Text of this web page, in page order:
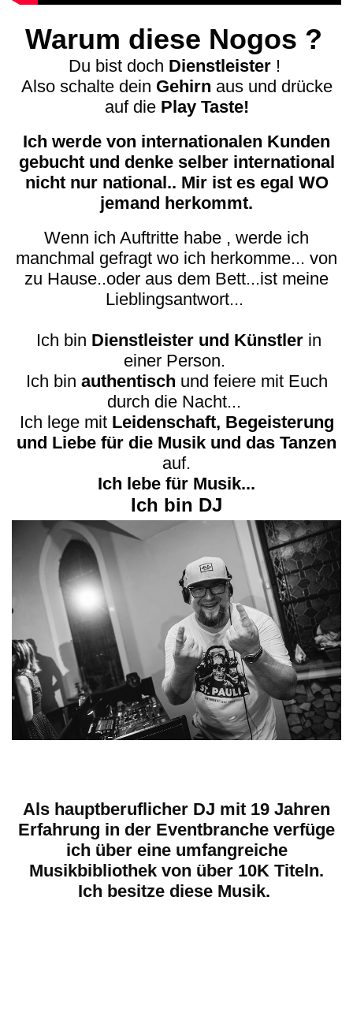
Warum diese Nogos ?
Du bist doch Dienstleister!
Also schalte dein Gehirn aus und drücke
auf diePlay Taste!
Ich werde von internationalen Kunden
gebucht und denke selber international
nicht nur national.. Mir ist es egal WO
jemand herkommt.
Wenn ich Auftritte habe , werde ich
manchmal gefragt wo ich herkomme... von
zu Hause..oder aus dem Bett...ist meine
Lieblingsantwort...
Ich bin Dienstleister und Künstler in
einer Person.
Ich bin authentisch und feiere mit Euch
durch die Nacht...
Ich lege mitLeidenschaft, Begeisterung
und Liebe für die Musik und das Tanzen
auf.
Ich lebe für Musik...
Ich bin DJ
Als hauptberuflicher DJ mit 19 Jahren
Erfahrung in der Eventbranche verfüge
ich über eine umfangreiche
Musikbibliothek von über 10K Titeln.
Ich besitze diese Musik.